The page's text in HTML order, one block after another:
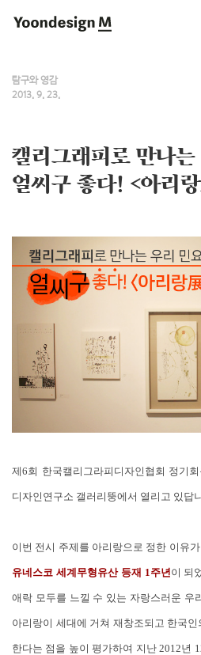
Yoondesign M
탐구와 영감
2013. 9. 23.
캘리그래피로 만나
얼씨구 좋다! <아리
제6회 한국캘리그라피디자인협회 정기
디자인연구소 갤러리뚱에서 열리고 있답
이번 전시 주제를 아리랑으로 정한 이유
유네스코 세계무형유산 등재 1주년이 되
애락 모두를 느낄 수 있는 자랑스러운 우
아리랑이 세대에 거쳐 재창조되고 한국
한다는 점을 높이 평가하여 지난 2012년